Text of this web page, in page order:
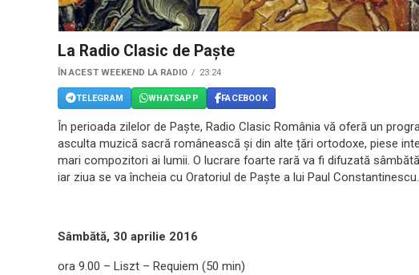
La Radio Clasic de Paște
ÎN ACEST WEEKEND LA RADIO 23:24
TELEGRAM WHATSAPP FACEBOOK
În perioada zilelor de Paște, Radio Clasic România vă oferă un
asculta muzică sacră românească și din alte țări ortodoxe, piese
mari compozitori ai lumii. O lucrare foarte rară va fi difuzată
iar ziua se va încheia cu Oratoriul de Paște a lui Paul Constantinescu.
Sâmbătă, 30 aprilie 2016
ora 9.00 – Liszt – Requiem (50 min)